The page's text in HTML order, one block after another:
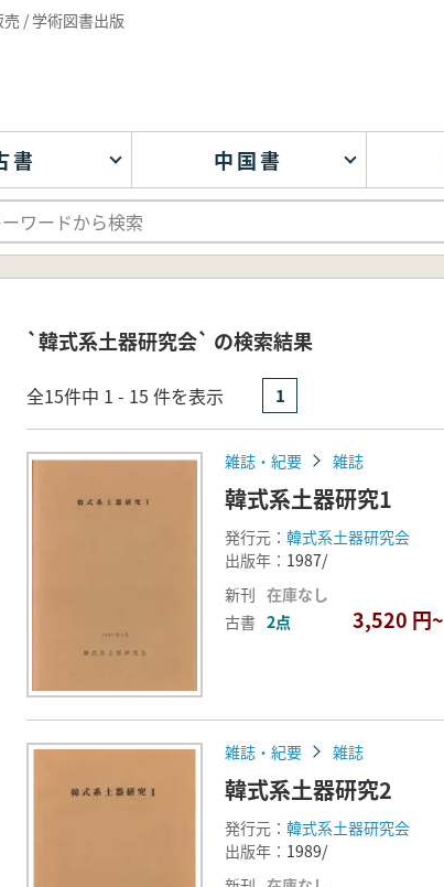
/ 学術図書出版
書 中国書
`韓式系土器研究会` の検索結果
全15件中 1 - 15 件を表示 1
雑誌・紀要 雑誌
韓式系土器研究1
発行元： 韓式系土器研究会
出版年： 1987/
新刊 在庫なし
古書 2点 3,520 円~
雑誌・紀要 雑誌
韓式系土器研究2
発行元： 韓式系土器研究会
出版年： 1989/